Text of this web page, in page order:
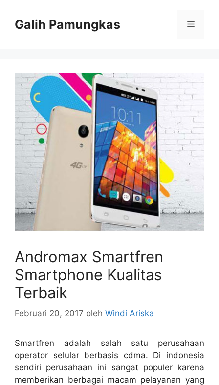
Galih Pamungkas Menu
Andromax Smartfren
Smartphone Kualitas
Terbaik
Februari 20, 2017 oleh Windi Ariska
Smartfren adalah salah satu perusahaan
operator selular berbasis cdma. Di indonesia
sendiri perusahaan ini sangat populer karena
memberikan berbagai macam pelayanan yang